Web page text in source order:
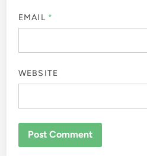
EMAIL *
WEBSITE